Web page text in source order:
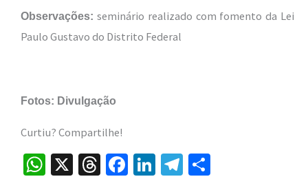
Observações: seminário realizado com fomento da Lei
Paulo Gustavo do Distrito Federal
Fotos: Divulgação
Curtiu? Compartilhe!
W X
T
Fa Li Te